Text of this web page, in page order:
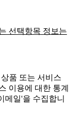
선택항목 정보는
품 또는 서비스
이용에 대한 통계
메일'을 수집합니